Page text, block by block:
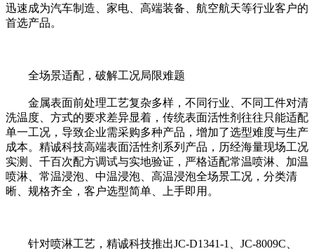
迅速成为汽车制造、家电、高端装备、航空航天等行业客户的
首选产品。
全场景适配，破解工况局限难题
金属表面前处理工艺复杂多样，不同行业、不同工件对清
洗温度、方式的要求差异显着，传统表面活性剂往往只能适配
单一工况，导致企业需采购多种产品，增加了选型难度与生产
成本。精诚科技高端表面活性剂系列产品，历经海量现场工况
实测、千百次配方调试与实地验证，严格适配常温喷淋、加温
喷淋、常温浸泡、中温浸泡、高温浸泡全场景工况，分类清
晰、规格齐全，客户选型简单、上手即用。
针对喷淋工艺，精诚科技推出JC-D1341-1、JC-8009C、